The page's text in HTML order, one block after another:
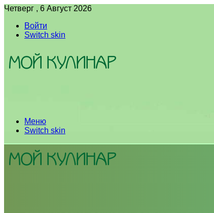
Четверг , 6 Август 2026
Войти
Switch skin
Меню
Switch skin